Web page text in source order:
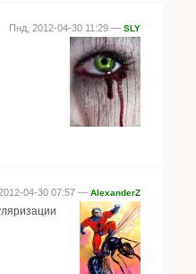
Пнд, 2012-04-30 11:29 — SLY
04-30 07:57 — AlexanderZ